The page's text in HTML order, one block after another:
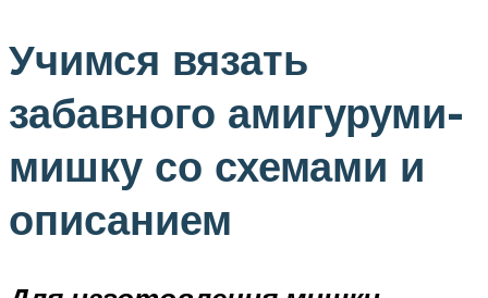
Учимся вязать
забавного амигуруми-
мишку со схемами и
описанием